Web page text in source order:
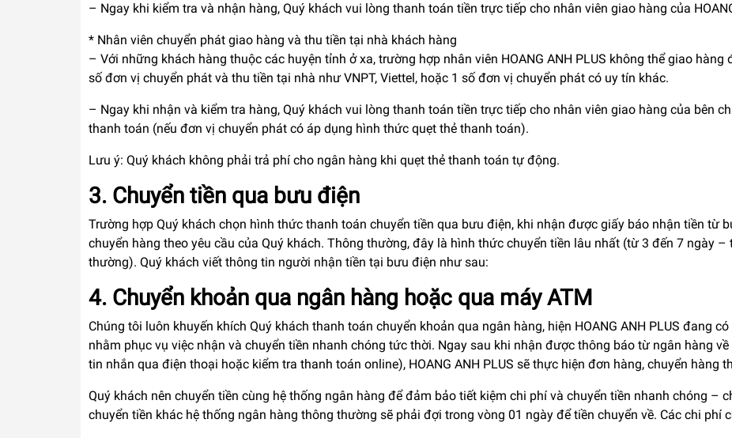
– Ngay khi kiểm tra và nhận hàng, Quý khách vui lòng thanh toán tiền trực tiếp cho nhân viên giao hàng của
* Nhân viên chuyển phát giao hàng và thu tiền tại nhà khách hàng
– Với những khách hàng thuộc các huyện tỉnh ở xa, trường hợp nhân viên HOANG ANH PLUS không thể giao hàng
số đơn vị chuyển phát và thu tiền tại nhà như VNPT, Viettel, hoặc 1 số đơn vị chuyển phát có uy tín khác.
– Ngay khi nhận và kiểm tra hàng, Quý khách vui lòng thanh toán tiền trực tiếp cho nhân viên giao hàng của bên
thanh toán (nếu đơn vị chuyển phát có áp dụng hình thức quẹt thẻ thanh toán).
Lưu ý: Quý khách không phải trả phí cho ngân hàng khi quẹt thẻ thanh toán tự động.
3. Chuyển tiền qua bưu điện
Trường hợp Quý khách chọn hình thức thanh toán chuyển tiền qua bưu điện, khi nhận được giấy báo nhận tiền từ
chuyển hàng theo yêu cầu của Quý khách. Thông thường, đây là hình thức chuyển tiền lâu nhất (từ 3 đến 7 ngày
thường). Quý khách viết thông tin người nhận tiền tại bưu điện như sau:
4. Chuyển khoản qua ngân hàng hoặc qua máy ATM
Chúng tôi luôn khuyến khích Quý khách thanh toán chuyển khoản qua ngân hàng, hiện HOANG ANH PLUS đang
nhằm phục vụ việc nhận và chuyển tiền nhanh chóng tức thời. Ngay sau khi nhận được thông báo từ ngân hàng
tin nhắn qua điện thoại hoặc kiểm tra thanh toán online), HOANG ANH PLUS sẽ thực hiện đơn hàng, chuyển hàng
Quý khách nên chuyển tiền cùng hệ thống ngân hàng để đảm bảo tiết kiệm chi phí và chuyển tiền nhanh chóng –
chuyển tiền khác hệ thống ngân hàng thông thường sẽ phải đợi trong vòng 01 ngày để tiền chuyển về. Các chi phí